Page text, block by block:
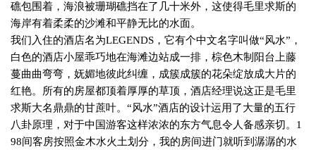
礁包围着，海浪被珊瑚礁挡在了几十米外，这使得毛里求斯的
海岸有着柔柔的沙滩和平静无比的水面。
我们入住的酒店名为LEGENDS ，它有个中文名字叫做“风水”，
白色的酒店小屋乖巧地在海滩边站成一排，棕色木制阳台上藤
蔓曲曲弯弯，妩媚地彼此纠缠，成簇成簇的花朵绽放成大片的
红艳。所有的房屋都顶着厚厚的草顶，酒店经理说这正是毛里
求斯大名鼎鼎的甘蔗叶。“风水”酒店的设计运用了大量的五行
八卦原理，对于中国游客这样浓浓的东方气息令人备感亲切。 1
98间客房按照金木水火土划分，我的房间进门就听到潺潺的水